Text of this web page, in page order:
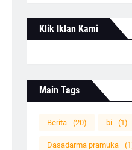
Klik Iklan Kami
Main Tags
Berita (20) bi (1)
Dasadarma pramuka